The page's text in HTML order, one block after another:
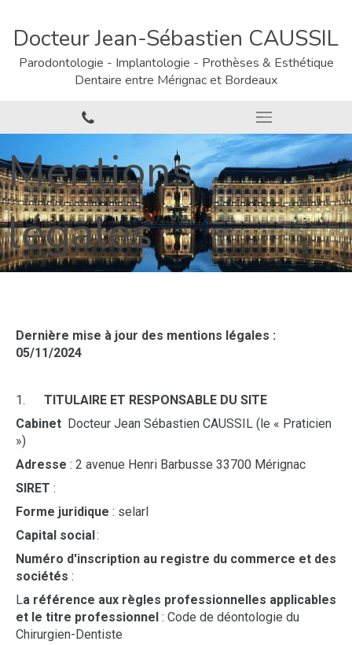
Docteur Jean-Sébastien CAUSSIL
Parodontologie - Implantologie - Prothèses & Esthétique
Dentaire entre Mérignac et Bordeaux
Mentions
légales
Dernière mise à jour des mentions légales :
05/11/2024
1. TITULAIRE ET RESPONSABLE DU SITE
Cabinet Docteur Jean Sébastien CAUSSIL (le « Praticien
»)
Adresse : 2 avenue Henri Barbusse 33700 Mérignac
SIRET :
Forme juridique : selarl
Capital social:
Numéro d'inscription au registre du commerce et des
sociétés :
La référence aux règles professionnelles applicables
et le titre professionnel : Code de déontologie du
Chirurgien-Dentiste